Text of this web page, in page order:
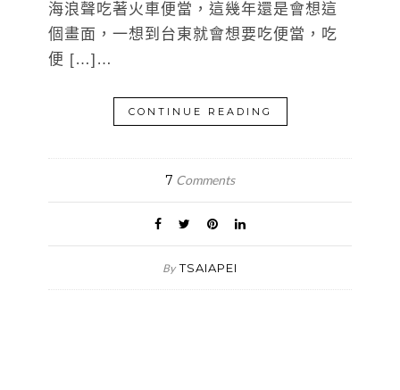
海浪聲吃著火車便當，這幾年還是會想這
個畫面，一想到台東就會想要吃便當，吃
便 […]…
CONTINUE READING
7 Comments
By TSAIAPEI